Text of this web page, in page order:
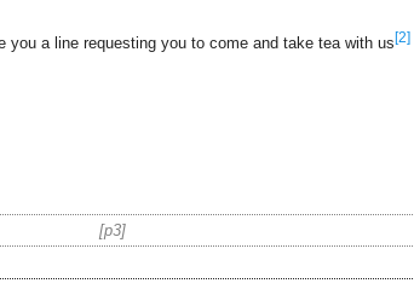
a line requesting you to come and take tea with us [2]
p3